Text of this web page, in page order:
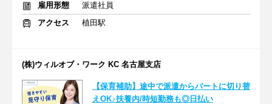
雇用形態
派遣社員
アクセス
植田駅
(株)ウィルオブ・ワーク KC 名古屋支店
【保育補助】途中で派遣からパートに切り替
えOK♪扶養内/時短勤務も◎日払い